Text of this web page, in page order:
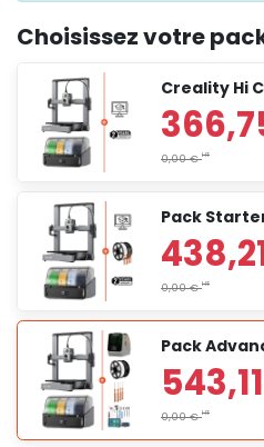
Choisissez votre
Creality Hi
Pack
Pack